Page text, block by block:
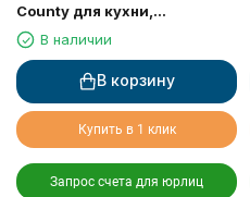
County для кухни,
бронзовый
В наличии
В корзину
Купить в 1 клик
Запрос счета для юрлиц